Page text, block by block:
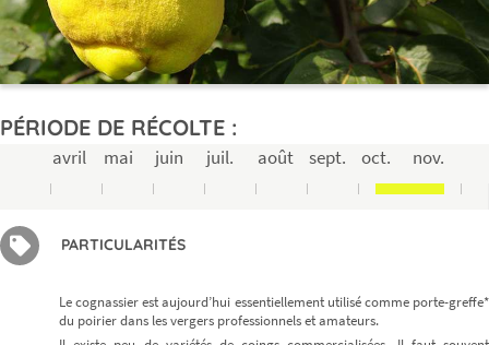
PÉRIODE DE RÉCOLTE :
avril mai juin juil. août sept. oct. nov.
PARTICULARITÉS
Le cognassier est aujourd’hui essentiellement utilisé comme porte-greffe*
du poirier dans les vergers professionnels et amateurs.